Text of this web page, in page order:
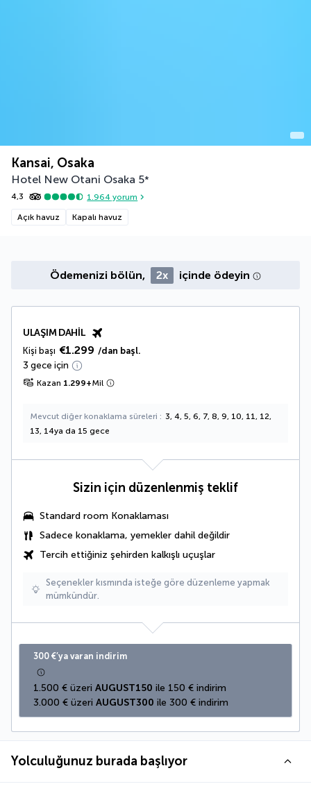
Kansai, Osaka
Hotel New Otani Osaka 5*
4,3 1.964 yorum
Açık havuz Kapalı havuz
Ödemenizi bölün, 2x içinde ödeyin
ULAŞIM DAHIL
Kişi başı €1.299 /dan başl.
3 gece için
Kazan 1.299+Mil
Mevcut diğer konaklama süreleri
3, 4, 5, 6, 7, 8, 9, 10, 11, 12,
13, 14ya da 15 gece
Sizin için düzenlenmiş teklif
Standard room Konaklaması
Sadece konaklama, yemekler dahil değildir
Tercih ettiğiniz şehirden kalkışlı uçuşlar
Seçenekler kısmında isteğe göre düzenleme yapmak
mümkündür.
300 €’ya varan indirim
1.500 € üzeri AUGUST150 ile 150 € indirim
3.000 € üzeri AUGUST300 ile 300 € indirim
Yolculuğunuz burada başlıyor